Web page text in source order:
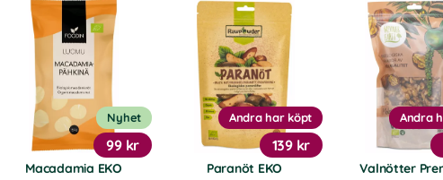
Macadamia EKO
Nyhet
99 kr
Paranöt EKO
Andra har köpt
139 kr
Valnötter
Andra